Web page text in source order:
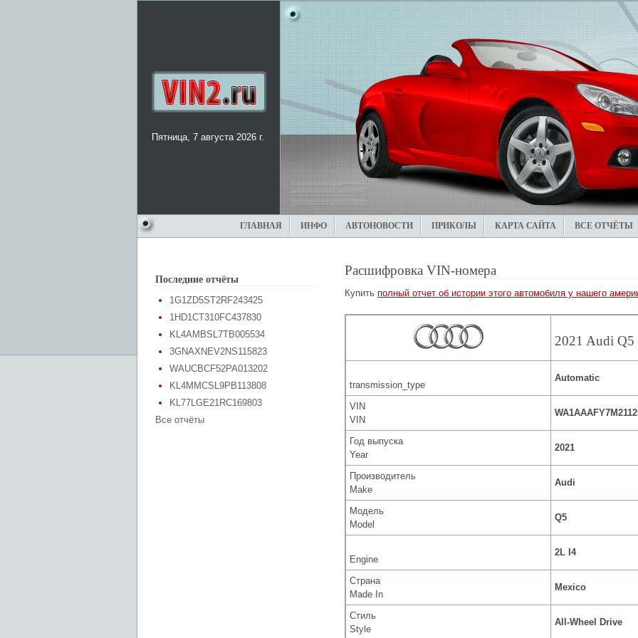
Пятница, 7 августа 2026 г.
ГЛАВНАЯ ИНФО АВТОНОВОСТИ ПРИКОЛЫ КАРТА САЙТА ВСЕ ОТЧЁТЫ
Последние отчёты
1G1ZD5ST2RF243425
1HD1CT310FC437830
KL4AMBSL7TB005534
3GNAXNEV2NS115823
WAUCBCF52PA013202
KL4MMCSL9PB113808
KL77LGE21RC169803
Все отчёты
Расшифровка VIN-номера
Купить полный отчет об истории этого автомобиля у нашего
2021 Audi Q5
transmission_type
Automatic
VIN
VIN
Год выпуска
Year
2021
Производитель
Make
Audi
Модель
Model
Q5
Engine
2L I4
Страна
Made In
Mexico
Стиль
Style
All-Wheel Drive